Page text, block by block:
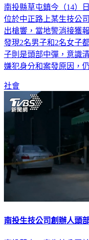
南投縣草屯鎮今（14）
位於中正路上某生技公
出槍響，當地警消接獲
發現2名男子和2名女子
子則是頭部中彈，意識
嫌犯身分和案發原因，
社會
南投生技公司創辦人頭